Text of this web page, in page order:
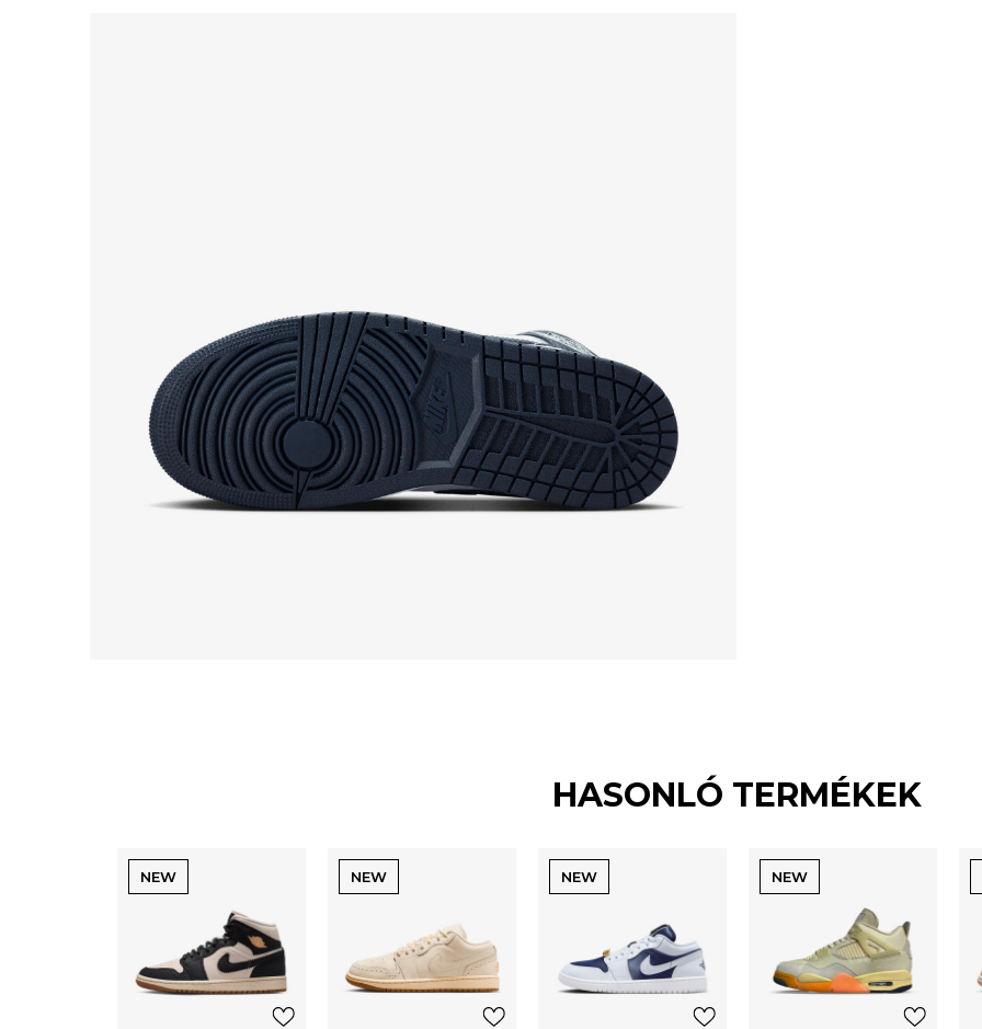
HASONLÓ TERMÉKEK
NEW NEW NEW NEW